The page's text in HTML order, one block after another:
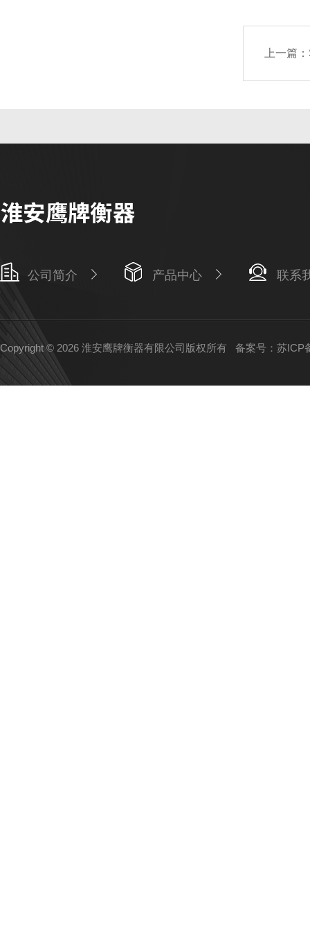
上一篇：
公司简介 产品中心 联系
Copyright © 2026 淮安鹰牌衡器有限公司版权所有 备案号：苏ICP